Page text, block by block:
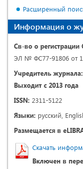
Расширенный
Информация о
Св-во о
ЭЛ № ФС77-91806 от
Учредитель журнала:
Выходит с 2013 года
ISSN: 2311-5122
Языки: русский,
Размещается в
Скачать
Включен в